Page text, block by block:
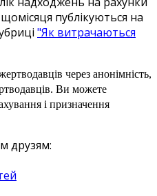
щомісяця публікуються на
"Як витрачаються
через анонімнiсть,
. Ви можете
і призначення
друзям: